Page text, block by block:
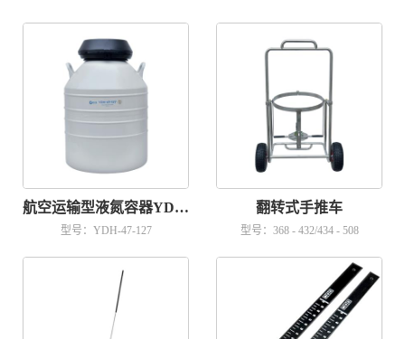
航空运输型液氮容器YDH-47-127
型号：YDH-47-127
翻转式手推车
型号：368 - 432/434 - 508